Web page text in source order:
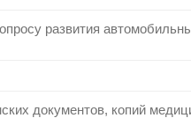
развития
документов, копий